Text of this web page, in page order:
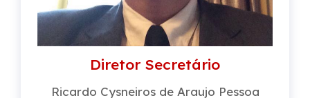
Diretor Secretário
Ricardo Cysneiros de Araujo Pessoa